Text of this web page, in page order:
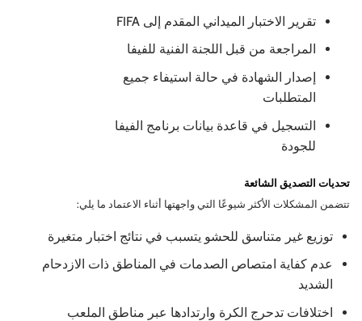
تقرير الاختبار الميداني المقدم إلى FIFA
المراجعة من قبل اللجنة الفنية للفيفا
إصدار الشهادة في حالة استيفاء جميع
المتطلبات
التسجيل في قاعدة بيانات برنامج الفيفا
للجودة
تحديات التصديق الشائعة
تتضمن المشكلات الأكثر شيوعًا التي واجهتها أثناء الاعتماد ما يلي:
توزيع غير متناسق للحشو يتسبب في نتائج اختبار متغيرة
عدم كفاية امتصاص الصدمات في المناطق ذات الازدحام
الشديد
اختلافات تدحرج الكرة وارتدادها عبر مناطق الملعب